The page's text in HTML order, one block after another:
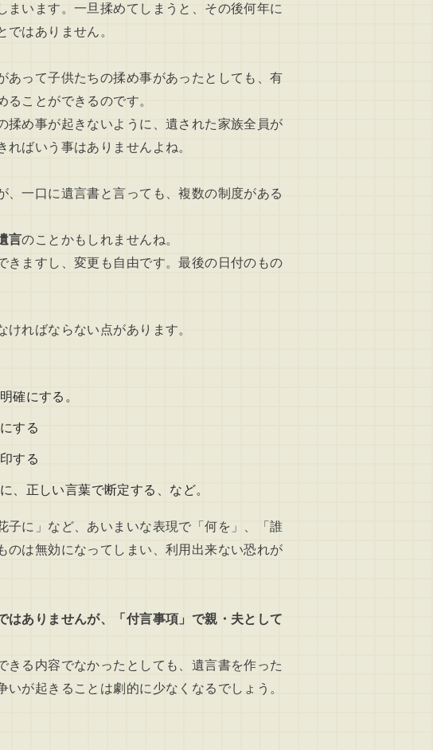
まいます。一旦揉めてしまうと、その後何年に
ではありません。
あって子供たちの揉め事があったとしても、有
ことができるのです。
揉め事が起きないように、遺された家族全員が
ばいう事はありませんよね。
一口に遺言書と言っても、複数の制度がある
言のことかもしれませんね。
きますし、変更も自由です。最後の日付のもの
ればならない点があります。
確にする。
する
する
、正しい言葉で断定する、など。
子に」など、あいまいな表現で「何を」、「誰
のは無効になってしまい、利用出来ない恐れが
はありませんが、「付言事項」で親・夫として
きる内容でなかったとしても、遺言書を作った
が起きることは劇的に少なくなるでしょう。